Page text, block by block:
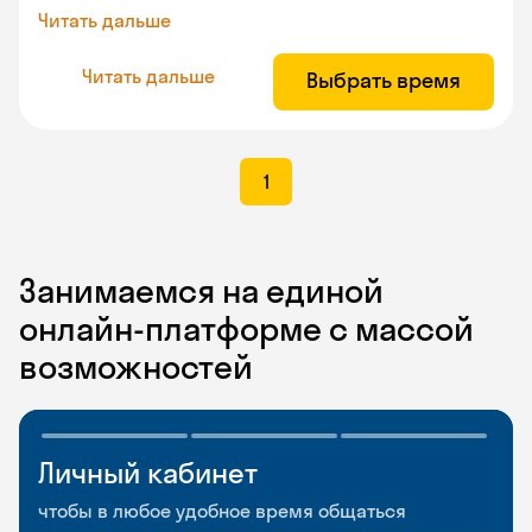
Читать дальше
Читать дальше Выбрать время
1
Занимаемся на единой
онлайн-платформе с массой
возможностей
Личный кабинет
чтобы в любое удобное время общаться
Мобильное
приложение
Разговорные клубы
и Talks